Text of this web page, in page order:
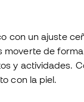
con un ajuste
moverte de
y actividades.
con la piel.